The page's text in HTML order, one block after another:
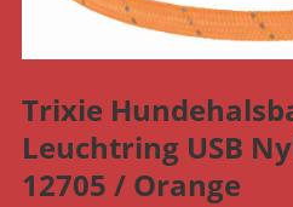
Trixie
Leuchtring USB
12705 / Orange